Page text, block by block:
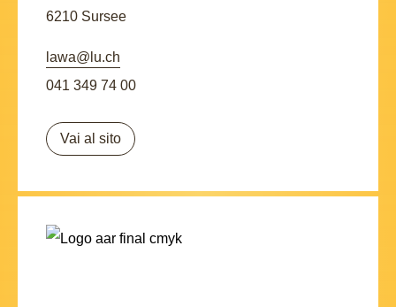
6210 Sursee
lawa@lu.ch
041 349 74 00
Vai al sito